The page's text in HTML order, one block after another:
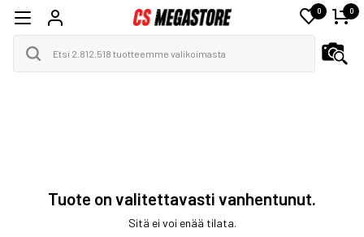
0 0
Tuote on valitettavasti vanhentunut.
Sitä ei voi enää tilata.